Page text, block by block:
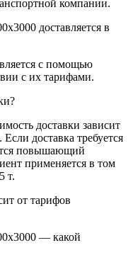
компании.
доставляется в
с помощью
с их тарифами.
доставки зависит
Если доставка требуется
повышающий
применяется в том
т.
от тарифов
— какой